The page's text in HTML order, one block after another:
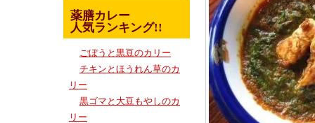
薬膳カレー
人気ランキング!!
ごぼうと黒豆のカリー
チキンとほうれん草のカ
リー
黒ゴマと大豆もやしのカ
リー